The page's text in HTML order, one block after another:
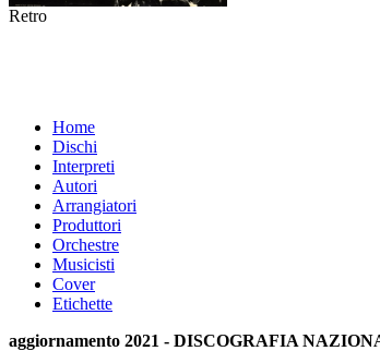
Retro
Home
Dischi
Interpreti
Autori
Arrangiatori
Produttori
Orchestre
Musicisti
Cover
Etichette
aggiornamento 2021 - DISCOGRAFIA